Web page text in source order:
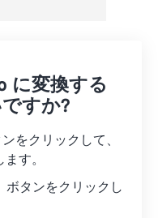
に変換する
すか?
をクリックして、
す。
ボタンをクリックし